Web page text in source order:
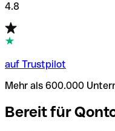
4.8
auf Trustpilot
Mehr als 600.000
Bereit für